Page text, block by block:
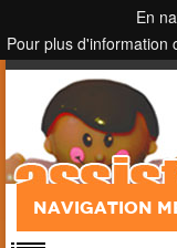
En
Pour plus d'information
Touch to Search
Navigation